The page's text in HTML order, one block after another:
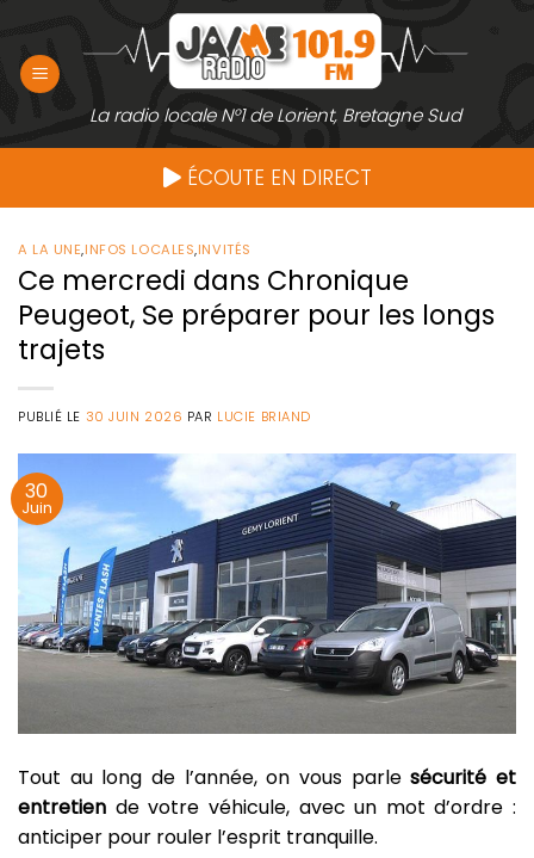
contenu
La radio locale N°1 de Lorient, Bretagne Sud
ÉCOUTE EN DIRECT
A LA UNE,INFOS LOCALES,INVITÉS
Ce mercredi dans Chronique
Peugeot, Se préparer pour les longs
trajets
PUBLIÉ LE 30 JUIN 2026 PAR LUCIE BRIAND
30
Juin
Tout au long de l’année, on vous parlesécurité et
entretien de votre véhicule, avec un mot d’ordre :
anticiper pour rouler l’esprit tranquille.